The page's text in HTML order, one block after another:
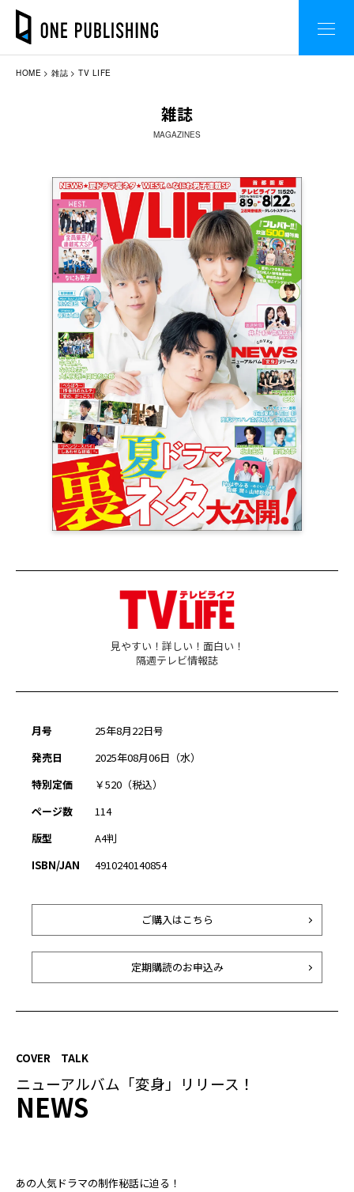
HOME 雑誌 TV LIFE
雑誌
MAGAZINES
見やすい！詳しい！面白い！
隔週テレビ情報誌
月号
25年8月22日号
発売日
2025年08月06日（水）
特別定価
￥520（税込）
ページ数
114
版型
A4判
ISBN/JAN
4910240140854
ご購入はこちら
定期購読のお申込み
COVER TALK
ニューアルバム「変身」リリース！
NEWS
あの人気ドラマの制作秘話に迫る！